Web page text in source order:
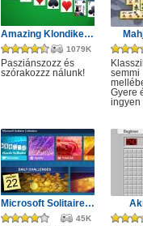
Amazing Klondike Solitaire
1079K
Pasziánszozz és
szórakozzz nálunk!
semmi
Gyere
ingyen
Microsoft Solitaire Collection
45K